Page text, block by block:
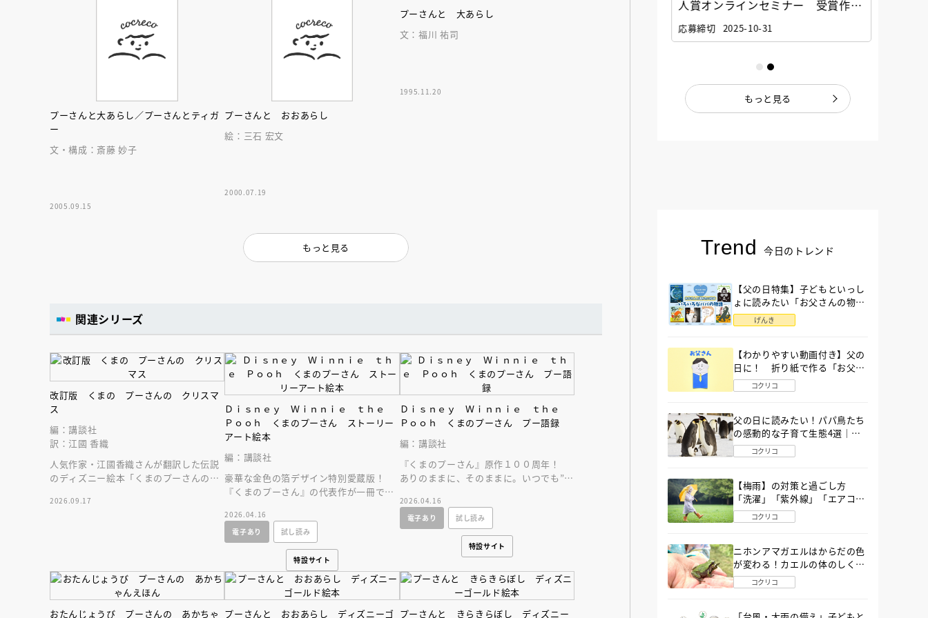
プーさんと大あらし／プーさんとティガ
ー
文・構成：斎藤 妙子
2005.09.15
プーさんと おおあらし
絵：三石 宏文
2000.07.19
プーさんと 大あらし
文：福川 祐司
1995.11.20
もっと見る
関連シリーズ
改訂版 くまの プーさんの クリスマ
ス
編：講談社
訳：江國 香織
人気作家・江國香織さんが翻訳した伝説
のディズニー絵本「くまのプーさんの
新たに復刊！
2026.09.17
Ｄｉｓｎｅｙ Ｗｉｎｎｉｅ ｔｈｅ
Ｐｏｏｈ くまのプーさん ストーリー
アート絵本
編：講談社
豪華な金色の箔デザイン特別愛蔵版！
『くまのプーさん』の代表作が一冊で読
存版』より
2026.04.16
電子あり
試し読み
特設サイト
Ｄｉｓｎｅｙ Ｗｉｎｎｉｅ ｔｈｅ
Ｐｏｏｈ くまのプーさん プー語録
編：講談社
『くまのプーさん』原作１００周年！
ありのままに、そのままに。いつでも”ぶ
2026.04.16
電子あり
試し読み
特設サイト
おたんじょうび プーさんの あかちゃ プーさんと おおあらし ディズニーゴ プーさんと きらきらぼし ディズニー
と担当編集者が語る「絵本創作実践
2025-10-31
員に聞く「児童文学創作セミナー」
人賞オンラインセミナー 受賞作家
と担当編集者が語る「絵本創作実践
講座」
応募締切 2025-10-31
もっと見る
Trend 今日のトレンド
【父の日特集】子どもといっし
ょに読みたい「お父さんの物
語」６選
げんき
【わかりやすい動画付き】父の
日に！ 折り紙で作る「お父さ
ん」の簡単な折り方
コクリコ
父の日に読みたい！パパ鳥たち
の感動的な子育て生態4選｜図
鑑MOVE
コクリコ
【梅雨】の対策と過ごし方
「洗濯」「紫外線」「エアコ
ン」「ゲリラ豪雨」…〔気象予
報士が完全ガイド〕
コクリコ
ニホンアマガエルはからだの色
が変わる！カエルの体のしくみ
から両生類の特ちょうまで図鑑
MOVEが解説！
コクリコ